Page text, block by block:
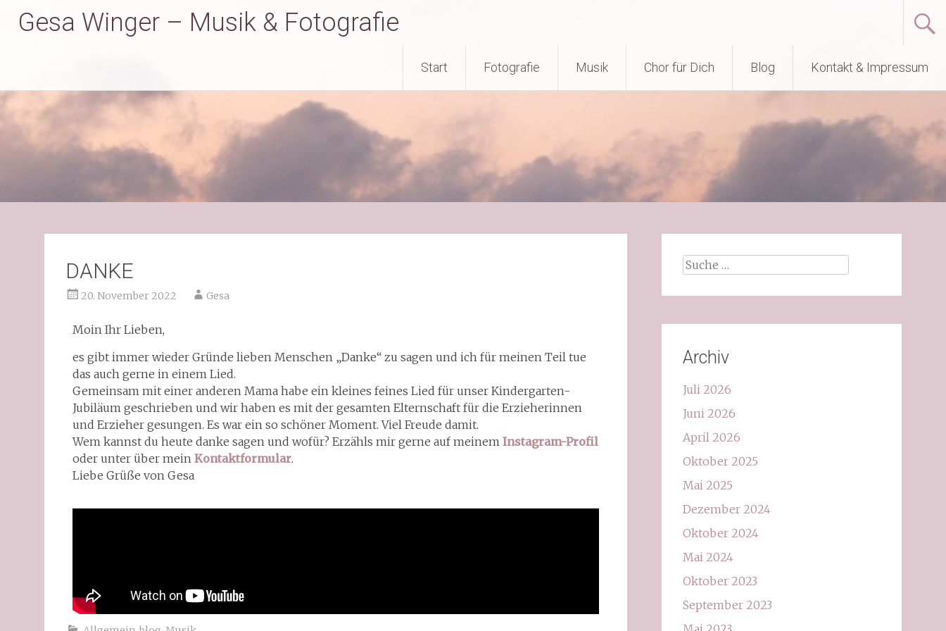
Gesa Winger – Musik & Fotografie
Start Fotografie Musik Chor für Dich Blog Kontakt & Impressum
DANKE
20. November 2022 Gesa
Moin Ihr Lieben,
es gibt immer wieder Gründe lieben Menschen „Danke“ zu sagen und ich für meinen Teil tue
das auch gerne in einem Lied.
Gemeinsam mit einer anderen Mama habe ein kleines feines Lied für unser Kindergarten-
Jubiläum geschrieben und wir haben es mit der gesamten Elternschaft für die Erzieherinnen
und Erzieher gesungen. Es war ein so schöner Moment. Viel Freude damit.
Wem kannst du heute danke sagen und wofür? Erzähls mir gerne auf meinem Instagram-Profil
oder unter über mein Kontaktformular.
Liebe Grüße von Gesa
Archiv
Juli 2026
Juni 2026
April 2026
Oktober 2025
Mai 2025
Dezember 2024
Oktober 2024
Mai 2024
Oktober 2023
September 2023